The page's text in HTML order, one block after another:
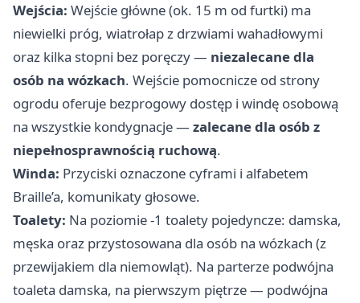
Wejścia: Wejście główne (ok. 15 m od furtki) ma
niewielki próg, wiatrołap z drzwiami wahadłowymi
oraz kilka stopni bez poręczy — niezalecane dla
osób na wózkach. Wejście pomocnicze od strony
ogrodu oferuje bezprogowy dostęp i windę osobową
na wszystkie kondygnacje — zalecane dla osób z
niepełnosprawnością ruchową.
Winda: Przyciski oznaczone cyframi i alfabetem
Braille’a, komunikaty głosowe.
Toalety: Na poziomie -1 toalety pojedyncze: damska,
męska oraz przystosowana dla osób na wózkach (z
przewijakiem dla niemowląt). Na parterze podwójna
toaleta damska, na pierwszym piętrze — podwójna